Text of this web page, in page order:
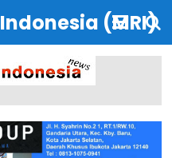
(MRI)